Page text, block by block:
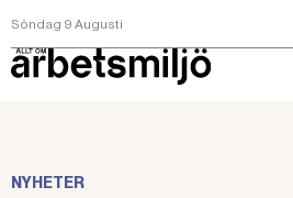
Söndag 9 Augusti
NYHETER